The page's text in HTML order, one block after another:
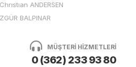
ANDERSEN
BALPINAR
MÜŞTERİ HİZMETLERİ
0 (362) 233 93 80